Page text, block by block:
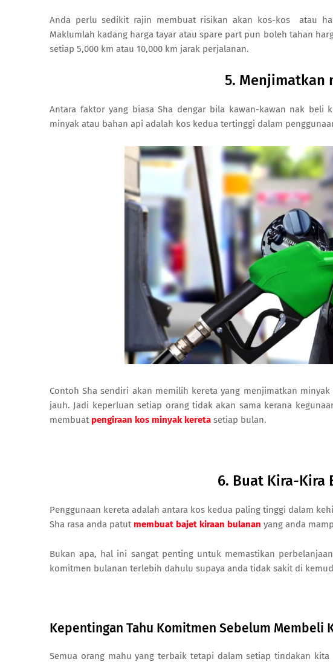
Anda perlu sedikit rajin membuat risikan akan kos-kos atau
Maklumlah kadang harga tayar atau spare part pun boleh tahan
setiap 5,000 km atau 10,000 km jarak perjalanan.
5. Menjimatkan
Antara faktor yang biasa Sha dengar bila kawan-kawan nak beli
minyak atau bahan api adalah kos kedua tertinggi dalam
Contoh Sha sendiri akan memilih kereta yang menjimatkan
jauh. Jadi keperluan setiap orang tidak akan sama kerana
membuat pengiraan kos minyak kereta setiap bulan.
6. Buat Kira-Kira
Penggunaan kereta adalah antara kos kedua paling tinggi dalam
Sha rasa anda patut membuat bajet kiraan bulanan yang anda
Bukan apa, hal ini sangat penting untuk memastikan
komitmen bulanan terlebih dahulu supaya anda tidak sakit di
Kepentingan Tahu Komitmen Sebelum Membeli
Semua orang mahu yang terbaik tetapi dalam setiap tindakan